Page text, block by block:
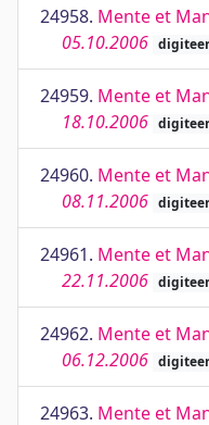
24958. Mente et
05.10.2006
24959. Mente et
18.10.2006
24960. Mente et
08.11.2006
24961. Mente et
22.11.2006
24962. Mente et
06.12.2006
24963. Mente et